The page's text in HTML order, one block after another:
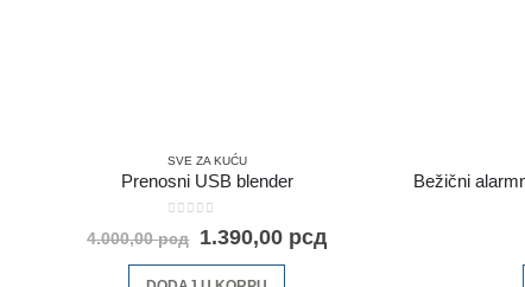
SVE ZA KUĆU
Prenosni USB blender
out of 5
4.000,00рсд 1.390,00 рсд